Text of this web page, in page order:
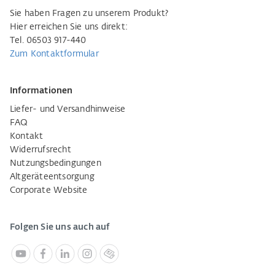
Sie haben Fragen zu unserem Produkt?
Hier erreichen Sie uns direkt:
Tel. 06503 917-440
Zum Kontaktformular
Informationen
Liefer- und Versandhinweise
FAQ
Kontakt
Widerrufsrecht
Nutzungsbedingungen
Altgeräteentsorgung
Corporate Website
Folgen Sie uns auch auf